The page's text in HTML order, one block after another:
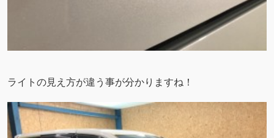
ライトの見え方が違う事が分かりますね！